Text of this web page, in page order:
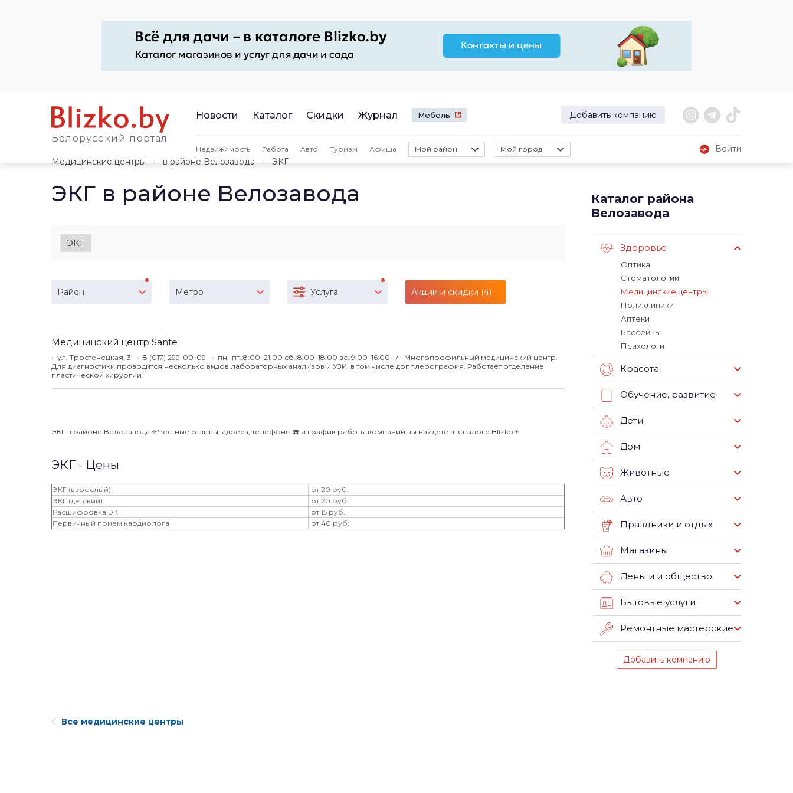
Белорусский портал
Новости Каталог Скидки Журнал Мебель Добавить компанию
Недвижимость Работа Авто Туризм Афиша Мой район Мой город
Войти
Медицинские центры
в районе Велозавода ЭКГ
ЭКГ в районе Велозавода
ЭКГ
Район Метро Услуга Акции и скидки (4)
Медицинский центр Sante
ул. Тростенецкая, 3 8 (017) 299-00-09 пн.-пт.:8:00–21:00 сб.:8:00–18:00 вс.:9:00–16:00
Многопрофильный медицинский центр.
Для диагностики проводится несколько видов лабораторных анализов и УЗИ, в том числе допплерография. Работает отделение
пластической хирургии.
ЭКГ в районе Велозавода ⭐️ Честные отзывы, адреса, телефоны ☎️ и график работы компаний вы найдёте в каталоге Blizko ⚡️
ЭКГ - Цены
ЭКГ (взрослый)
от 20 руб.
ЭКГ (детский)
от 20 руб.
Расшифровка ЭКГ
от 15 руб.
Первичный прием кардиолога
от 40 руб.
Каталог района
Велозавода
Здоровье
Оптика
Стоматологии
Медицинские центры
Поликлиники
Аптеки
Бассейны
Психологи
Красота
Обучение, развитие
Дети
Дом
Животные
Авто
Праздники и отдых
Магазины
Деньги и общество
Бытовые услуги
Ремонтные мастерские
Добавить компанию
Все медицинские центры